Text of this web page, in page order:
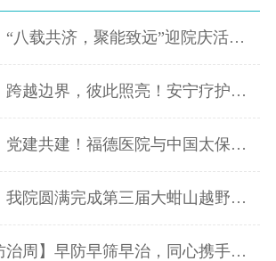
【周年庆典】“八载共济，聚能致远”迎院庆活动暨第四届“福德杯”比赛盛大
【开科安顺】跨越边界，彼此照亮！安宁疗护门诊正式开科！
【医企合作】党建共建！福德医院与中国太保寿险莆田中支举行签约仪式
【福德公益】我院圆满完成第三届大蚶山越野赛医疗保障任务
【全国肿瘤防治周】早防早筛早治，同心携手抗癌